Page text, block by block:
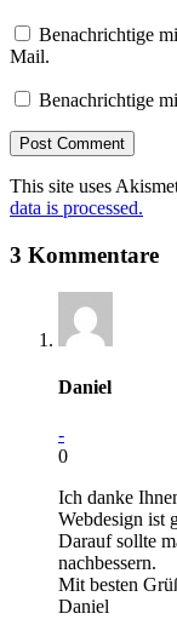
Benachrichtige
Mail.
Benachrichtige
This site uses
data is processed.
3 Kommentare
Daniel
-
0
Ich danke
Webdesign ist
Darauf sollte
nachbessern.
Mit besten
Daniel